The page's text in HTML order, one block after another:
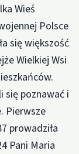
Wieś
Polsce
się większość
Wielkiej Wsi
się poznawać i
Pierwsze
prowadziła
Pani Maria